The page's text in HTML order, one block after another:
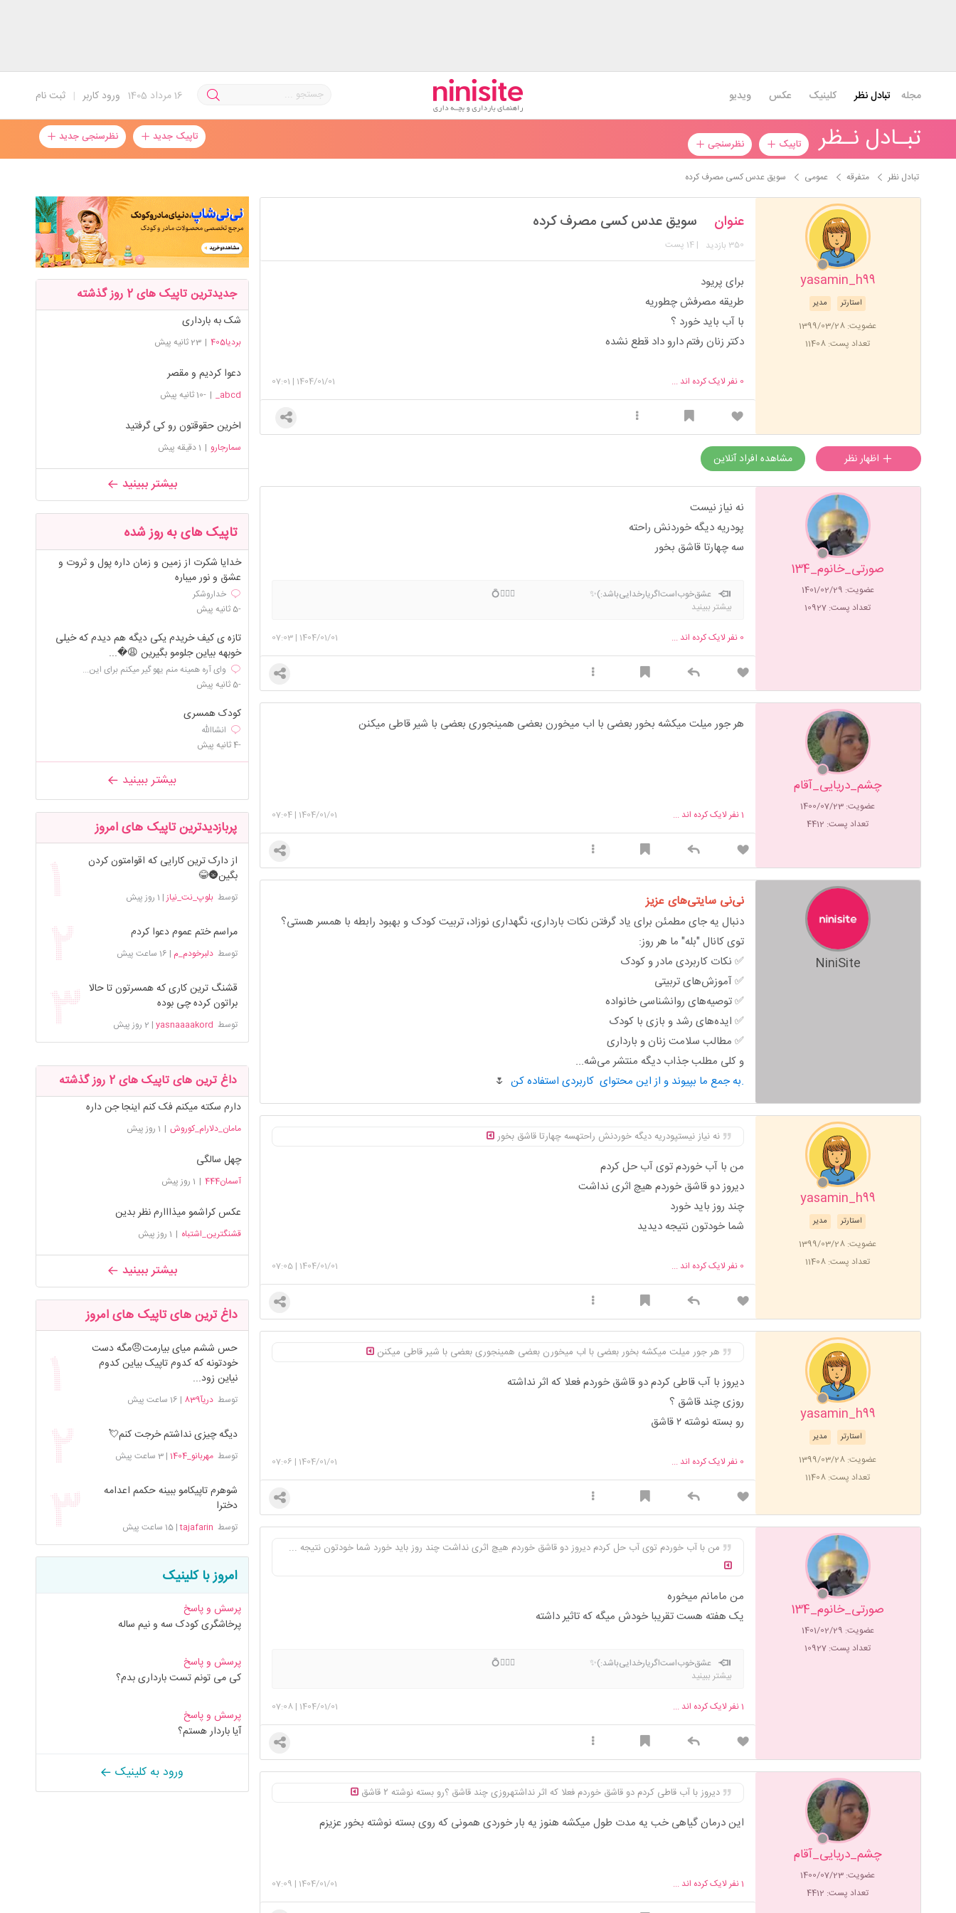
ثبت نام | ورود کاربر 16مرداد 1405 مجله تبادل نظر کلینیک عکس ویدیو
تبـادل نـظر تاپیک نظرسنجی تاپیک جدید نظرسنجی جدید
تبادل نظر متفرقه عمومی سویق عدس کسی مصرف کرده
yasamin_h99
مدیر استارتر
عضویت: 1399/03/28
تعداد پست: 11408
عنوان سویق عدس کسی مصرف کرده
350 بازدید | 14 پست
برای پریود
طریقه مصرفش چطوریه
با آب باید خورد ؟
دکتر زنان رفتم دارو داد قطع نشده
1404/01/01
|
07:01 0 نفر لایک کرده اند ...
مشاهده افراد آنلاین
صورتی_خانوم_134
عضویت: 1401/02/29
تعداد پست: 10927
نه نیاز نیست
پودریه دیگه خوردنش راحته
سه چهارتا قاشق بخور
عشق‌خوب‌است‌اگریارخدایی‌باشد:)✨ 👩‍❤️‍👨💍
بیشتر ببینید
1404/01/01
|
07:03 0 نفر لایک کرده اند ...
چشم_دریایی_آقام
عضویت: 1400/07/23
تعداد پست: 4412
هر جور میلت میکشه بخور بعضی با اب میخورن بعضی همینجوری بعضی با شیر قاطی میکنن
1404/01/01
|
07:04 1نفر لایک کرده اند ...
NiniSite
نی‌نی سایتی‌های عزیز
دنبال یه جای مطمئن برای یاد گرفتن نکات بارداری، نگهداری نوزاد، تربیت کودک و بهبود رابطه با همسر هستی؟
توی کانال "بله" ما هر روز:
✅ نکات کاربردی مادر و کودک
✅ آموزش‌های تربیتی
✅ توصیه‌های روانشناسی خانواده
✅ ایده‌های رشد و بازی با کودک
✅ مطالب سلامت زنان و بارداری
و کلی مطلب جذاب دیگه منتشر می‌شه...
به جمع ما بپیوند و از این محتوای کاربردی استفاده کن.
🌷
yasamin_h99
مدیر استارتر
عضویت: 1399/03/28
تعداد پست: 11408
نه نیاز نیستپودریه دیگه خوردنش راحتهسه چهارتا قاشق بخور
من با آب خوردم توی آب حل کردم
دیروز دو قاشق خوردم هیچ اثری نداشت
چند روز باید خورد
شما خودتون نتیجه دیدید
1404/01/01
|
07:05 0 نفر لایک کرده اند ...
yasamin_h99
مدیر استارتر
عضویت: 1399/03/28
تعداد پست: 11408
هر جور میلت میکشه بخور بعضی با اب میخورن بعضی همینجوری بعضی با شیر قاطی میکنن
دیروز با آب قاطی کردم دو قاشق خوردم فعلا که اثر نداشته
روزی چند قاشق ؟
رو بسته نوشته ۲ قاشق
1404/01/01
|
07:06 0 نفر لایک کرده اند ...
صورتی_خانوم_134
عضویت: 1401/02/29
تعداد پست: 10927
من با آب خوردم توی آب حل کردم دیروز دو قاشق خوردم هیچ اثری نداشت چند روز باید خورد شما خودتون نتیجه ...
من مامانم میخوره
یک هفته هست تقریبا خودش میگه که تاثیر داشته
عشق‌خوب‌است‌اگریارخدایی‌باشد:)✨ 👩‍❤️‍👨💍
بیشتر ببینید
1404/01/01
|
07:08 1نفر لایک کرده اند ...
چشم_دریایی_آقام
عضویت: 1400/07/23
تعداد پست: 4412
دیروز با آب قاطی کردم دو قاشق خوردم فعلا که اثر نداشتهروزی چند قاشق ؟رو بسته نوشته ۲ قاشق
این درمان گیاهی خب یه مدت طول میکشه هنوز یه بار خوردی همونی که روی بسته نوشته بخور عزیزم
1404/01/01
|
07:09 1نفر لایک کرده اند ...
جدیدترین تاپیک های 2 روز گذشته
شک به بارداری
بردیا405 | 23 ثانیه پیش
دعوا کردیم و مقصر
abcd_
| -10 ثانیه پیش
اخرین حقوقتون رو کی گرفتید
سمارجارو | 1 دقیقه پیش
بیشتر ببینید
تاپیک های به روز شده
خدایا شکرت از زمین و زمان داره پول و ثروت و
عشق و نور میباره
خداروشکر
-5 ثانیه پیش
تازه ی کیف خریدم یکی دیگه هم دیدم که خیلی
خوبهه بیاین جلومو بگیرین 😩�...
وای آره همینه منم یهو گیر میکنم برای این...
-5 ثانیه پیش
کودک همسری
انشاالله
-4 ثانیه پیش
بیشتر ببینید
پربازدیدترین تاپیک های امروز
از دارک ترین کارایی که اقوامتون کردن
بگین🌚😂
توسطبلوپ_نت_نیاز| 1 روز پیش
مراسم ختم عموم دعوا کردم
توسطدلبرخودم_م | 16 ساعت پیش
قشنگ ترین کاری که همسرتون تا حالا
براتون کرده چی بوده
توسط yasnaaaakord
| 2 روز پیش
داغ ترین های تاپیک های 2 روز گذشته
دارم سکته میکنم فک کنم اینجا جن داره
مامان_دلارام_کوروش | 1 روز پیش
چهل سالگی
آسمان444 | 1 روز پیش
عکس کراشمو میذااارم نظر بدین
قشنگترین_اشتباه | 1 روز پیش
بیشتر ببینید
داغ ترین های تاپیک های امروز
حس ششم میای بیارمت😠مگه دست
خودتونه که کدوم تاپیک بیاین کدوم
نیاین زود...
توسطدریآ839 | 16 ساعت پیش
دیگه چیزی نداشتم خرجت کنم💘
توسطمهربانو_1404 |3 ساعت پیش
شوهرم تاپیکامو ببینه حکمم اعدامه
دخترا
توسط tajafarin
|15 ساعت پیش
امروز با کلینیک
پرسش و پاسخ
پرخاشگری کودک سه و نیم ساله
پرسش و پاسخ
کی می تونم تست بارداری بدم؟
پرسش و پاسخ
آیا باردار هستم؟
ورود به کلینیک